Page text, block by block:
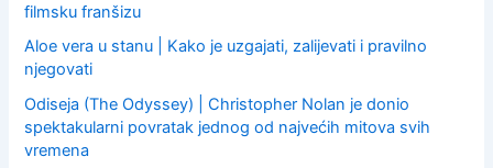
filmsku franšizu
Aloe vera u stanu | Kako je uzgajati, zalijevati i pravilno
njegovati
Odiseja (The Odyssey) | Christopher Nolan je donio
spektakularni povratak jednog od najvećih mitova svih
vremena